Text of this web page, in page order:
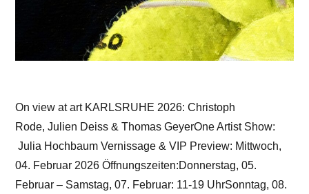
On view at art KARLSRUHE 2026: Christoph
Rode, Julien Deiss & Thomas GeyerOne Artist Show:
Julia Hochbaum Vernissage & VIP Preview: Mittwoch,
04. Februar 2026 Öffnungszeiten:Donnerstag, 05.
Februar – Samstag, 07. Februar: 11-19 UhrSonntag, 08.